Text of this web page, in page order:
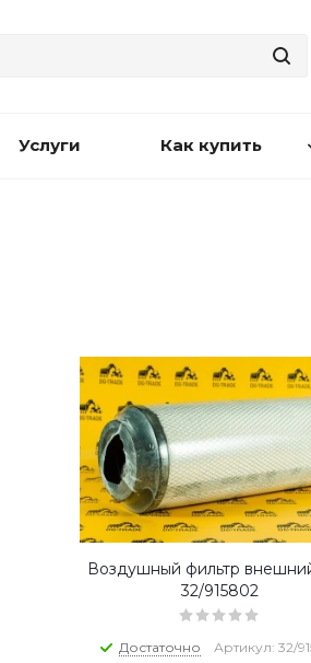
Услуги Как купить
Воздушный фильтр
32/915802
Достаточно Артикул: 32/